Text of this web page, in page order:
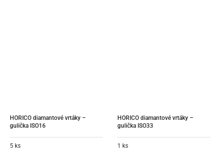
HORICO diamantové vrtáky –
gulička ISO16
5 ks
HORICO diamantové vrtáky –
gulička ISO33
1 ks